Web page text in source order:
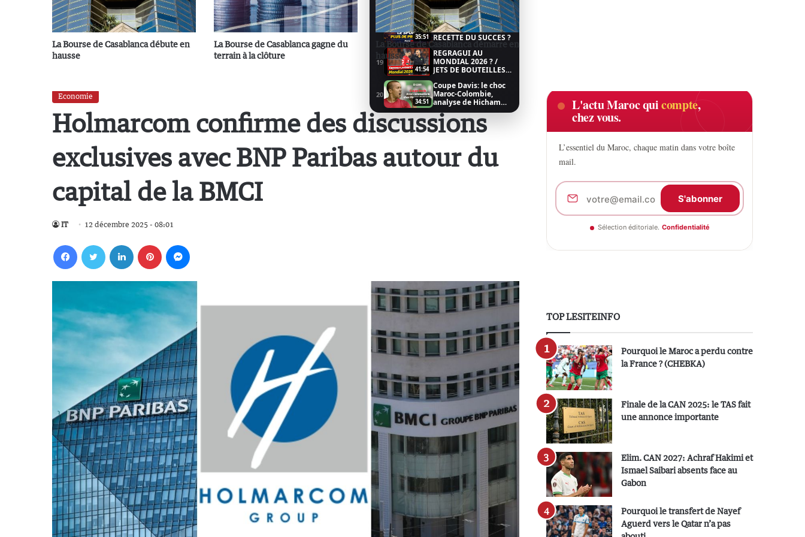
12:37
18
35:51
MAROC / SPORT EN
ENTREPRISE: LA
RECETTE DU SUCCES ?
19
41:54
REGRAGUI AU
MONDIAL 2026 ? /
JETS DE BOUTEILLES
(CHEBKA)
20
34:51
Coupe Davis: le choc
Maroc-Colombie,
analyse de Hicham
Arazi
La Bourse de Casablanca débute en
hausse
La Bourse de Casablanca gagne du
terrain à la clôture
La Bourse de Casablanca démarre en
hausse